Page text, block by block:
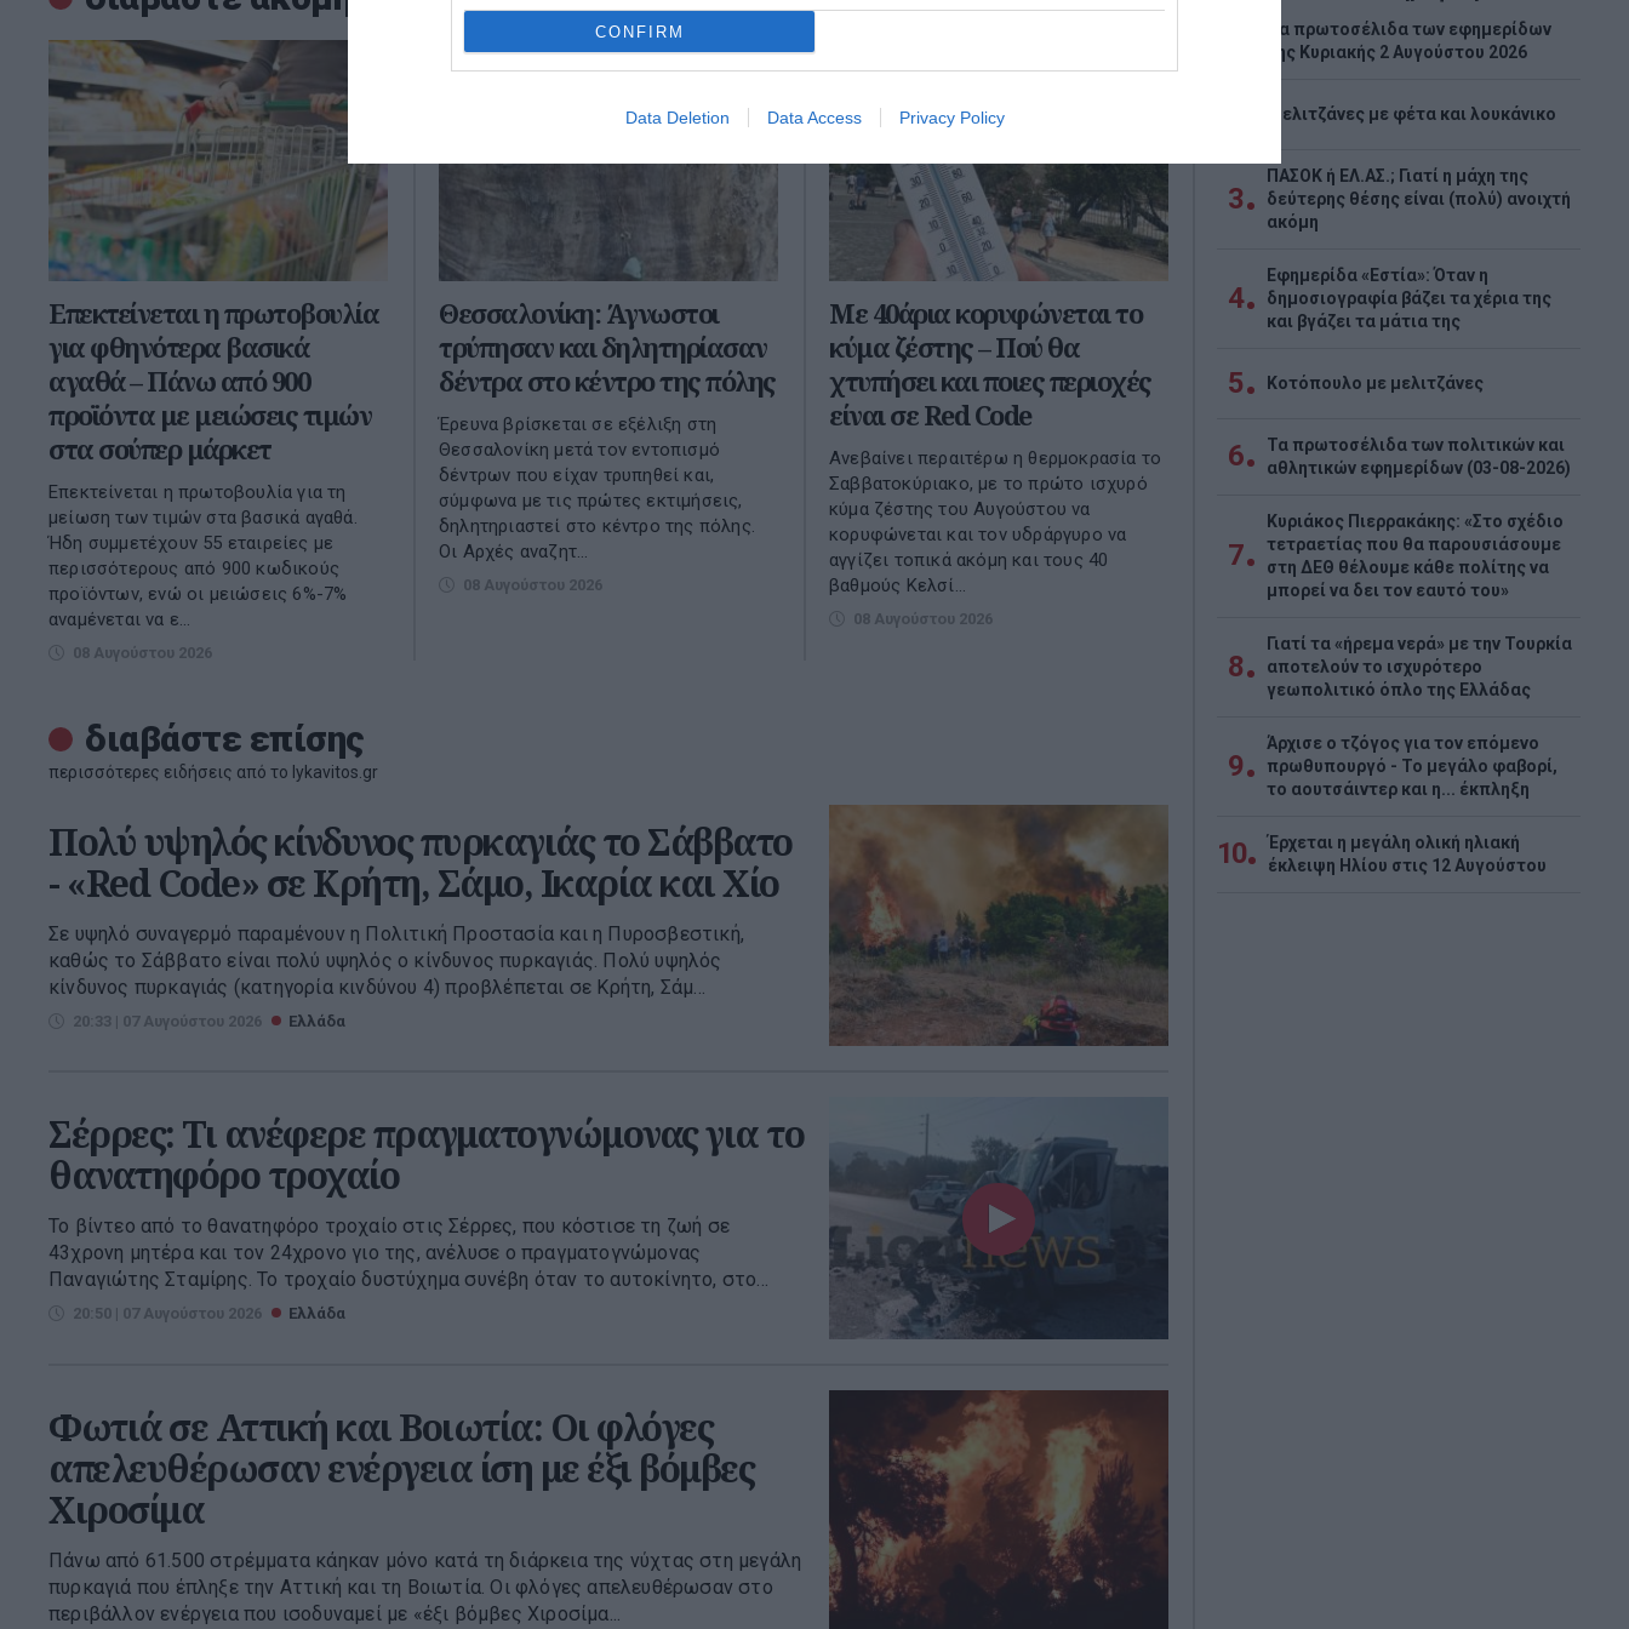
CONFIRM
Data Deletion Data Access Privacy Policy
Επεκτείνεται η πρωτοβουλία
για φθηνότερα βασικά
αγαθά – Πάνω από 900
προϊόντα με μειώσεις τιμών
στα σούπερ μάρκετ
Επεκτείνεται η πρωτοβουλία για τη
μείωση των τιμών στα βασικά αγαθά.
Ήδη συμμετέχουν 55 εταιρείες με
περισσότερους από 900 κωδικούς
προϊόντων, ενώ οι μειώσεις 6%-7%
αναμένεται να ε...
08 Αυγούστου 2026
Θεσσαλονίκη: Άγνωστοι
τρύπησαν και δηλητηρίασαν
δέντρα στο κέντρο της πόλης
Έρευνα βρίσκεται σε εξέλιξη στη
Θεσσαλονίκη μετά τον εντοπισμό
δέντρων που είχαν τρυπηθεί και,
σύμφωνα με τις πρώτες εκτιμήσεις,
δηλητηριαστεί στο κέντρο της πόλης.
Οι Αρχές αναζητ...
08 Αυγούστου 2026
Με 40άρια κορυφώνεται το
κύμα ζέστης – Πού θα
χτυπήσει και ποιες περιοχές
είναι σε Red Code
Ανεβαίνει περαιτέρω η θερμοκρασία το
Σαββατοκύριακο, με το πρώτο ισχυρό
κύμα ζέστης του Αυγούστου να
κορυφώνεται και τον υδράργυρο να
αγγίζει τοπικά ακόμη και τους 40
βαθμούς Κελσί...
08 Αυγούστου 2026
διαβάστε επίσης
περισσότερες ειδήσεις από το lykavitos.gr
Πολύ υψηλός κίνδυνος πυρκαγιάς το Σάββατο
- «Red Code» σε Κρήτη, Σάμο, Ικαρία και Χίο
Σε υψηλό συναγερμό παραμένουν η Πολιτική Προστασία και η Πυροσβεστική,
καθώς το Σάββατο είναι πολύ υψηλός ο κίνδυνος πυρκαγιάς. Πολύ υψηλός
κίνδυνος πυρκαγιάς (κατηγορία κινδύνου 4) προβλέπεται σε Κρήτη, Σάμ...
20:33 | 07 Αυγούστου 2026 Ελλάδα
Σέρρες: Τι ανέφερε πραγματογνώμονας για το
θανατηφόρο τροχαίο
Το βίντεο από το θανατηφόρο τροχαίο στις Σέρρες, που κόστισε τη ζωή σε
43χρονη μητέρα και τον 24χρονο γιο της, ανέλυσε ο πραγματογνώμονας
Παναγιώτης Σταμίρης. Το τροχαίο δυστύχημα συνέβη όταν το αυτοκίνητο, στο...
20:50 | 07 Αυγούστου 2026 Ελλάδα
Φωτιά σε Αττική και Βοιωτία: Οι φλόγες
απελευθέρωσαν ενέργεια ίση με έξι βόμβες
Χιροσίμα
Πάνω από 61.500 στρέμματα κάηκαν μόνο κατά τη διάρκεια της νύχτας στη μεγάλη
πυρκαγιά που έπληξε την Αττική και τη Βοιωτία. Οι φλόγες απελευθέρωσαν στο
περιβάλλον ενέργεια που ισοδυναμεί με «έξι βόμβες Χιροσίμα...
Tα πρωτοσέλιδα των εφημερίδων
της Κυριακής 2 Αυγούστου 2026
Μελιτζάνες με φέτα και λουκάνικο
3
ΠΑΣΟΚ ή ΕΛ.ΑΣ.; Γιατί η μάχη της
δεύτερης θέσης είναι (πολύ) ανοιχτή
ακόμη
4
Εφημερίδα «Εστία»: Όταν η
δημοσιογραφία βάζει τα χέρια της
και βγάζει τα μάτια της
5 Κοτόπουλο με μελιτζάνες
6
Τα πρωτοσέλιδα των πολιτικών και
αθλητικών εφημερίδων (03-08-2026)
7
Κυριάκος Πιερρακάκης: «Στο σχέδιο
τετραετίας που θα παρουσιάσουμε
στη ΔΕΘ θέλουμε κάθε πολίτης να
μπορεί να δει τον εαυτό του»
8
Γιατί τα «ήρεμα νερά» με την Τουρκία
αποτελούν το ισχυρότερο
γεωπολιτικό όπλο της Ελλάδας
9
Άρχισε ο τζόγος για τον επόμενο
πρωθυπουργό - Το μεγάλο φαβορί,
το αουτσάιντερ και η... έκπληξη
10
Έρχεται η μεγάλη ολική ηλιακή
έκλειψη Ηλίου στις 12 Αυγούστου